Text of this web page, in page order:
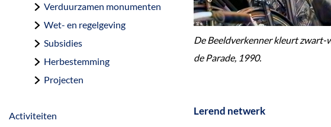
Verduurzamen monumenten
Wet- en regelgeving
Subsidies
Herbestemming
Projecten
Activiteiten
De Beeldverkenner kleurt zwart-
de Parade, 1990.
Lerend netwerk